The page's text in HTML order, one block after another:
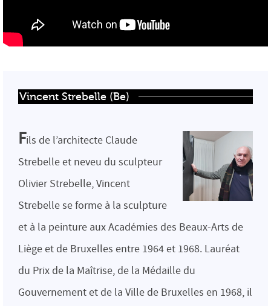
Vincent Strebelle (Be)
Fils de l’architecte Claude
Strebelle et neveu du sculpteur
Olivier Strebelle, Vincent
Strebelle se forme à la sculpture
et à la peinture aux Académies des Beaux-Arts de
Liège et de Bruxelles entre 1964 et 1968. Lauréat
du Prix de la Maîtrise, de la Médaille du
Gouvernement et de la Ville de Bruxelles en 1968, il